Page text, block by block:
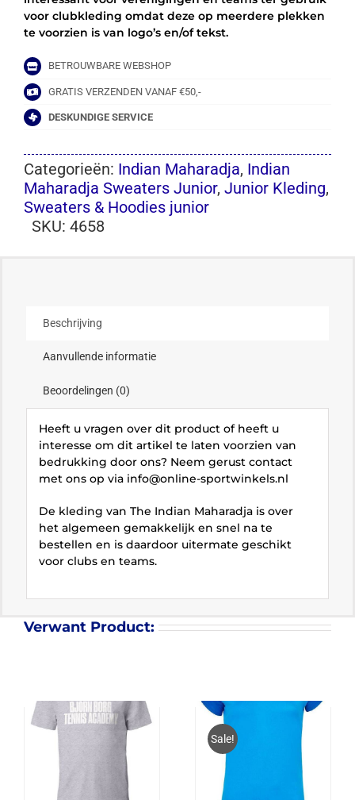
voor clubkleding omdat deze op meerdere plekken
te voorzien is van logo’s en/of tekst.
BETROUWBARE WEBSHOP
GRATIS VERZENDEN VANAF €50,-
DESKUNDIGE SERVICE
Categorieën: Indian Maharadja, Indian
Maharadja Sweaters Junior, Junior Kleding,
Sweaters & Hoodies junior
SKU: 4658
Beschrijving
Aanvullende informatie
Beoordelingen (0)
Heeft u vragen over dit product of heeft u
interesse om dit artikel te laten voorzien van
bedrukking door ons? Neem gerust contact
met ons op via info@online-sportwinkels.nl
De kleding van The Indian Maharadja is over
het algemeen gemakkelijk en snel na te
bestellen en is daardoor uitermate geschikt
voor clubs en teams.
Verwant Product:
Sale!